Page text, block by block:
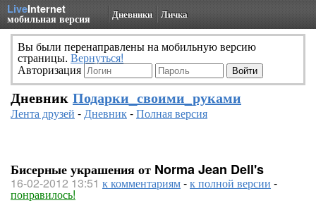
LiveInternet
мобильная версия Дневники Личка
Вы были перенаправлены на мобильную версию
страницы. Вернуться!
Авторизация
Дневник Подарки_своими_руками
Лента друзей -Дневник-Полная версия
Бисерные украшения от Norma Jean Dell's
16-02-2012 13:51 к комментариям-к полной версии -
понравилось!